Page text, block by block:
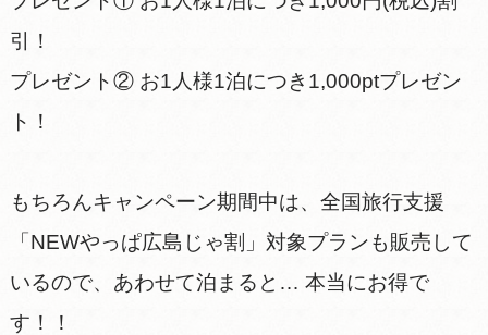
引！
プレゼント② お1人様1泊につき1,000ptプレゼン
ト！
もちろんキャンペーン期間中は、全国旅行支援
「NEWやっぱ広島じゃ割」対象プランも販売して
いるので、あわせて泊まると… 本当にお得で
す！！